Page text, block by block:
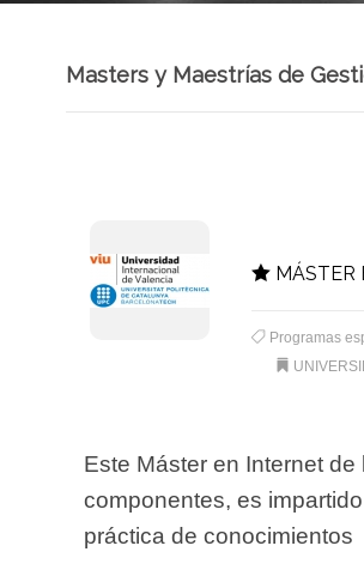
Masters y Maestrías de
MÁSTER
Programas
Este Máster en Internet
componentes, es
práctica de conocimientos